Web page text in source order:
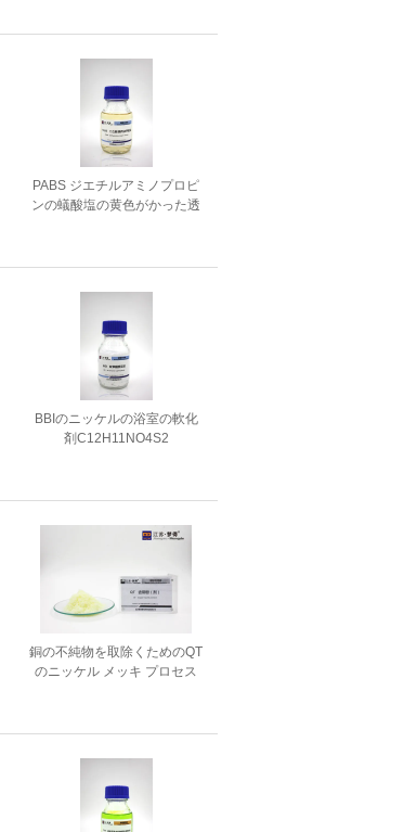
PABS ジエチルアミノプロピ
ンの蟻酸塩の黄色がかった透
BBIのニッケルの浴室の軟化
剤C12H11NO4S2
銅の不純物を取除くためのQT
のニッケル メッキ プロセス